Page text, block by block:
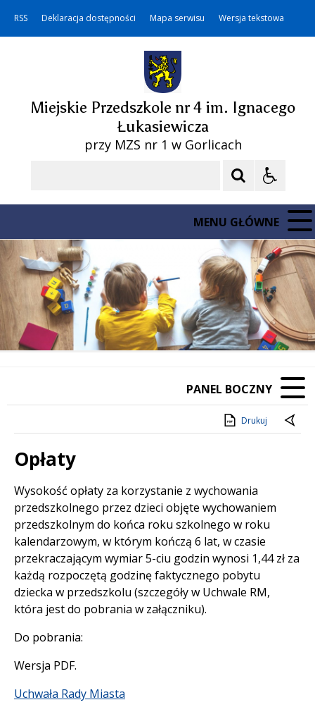
RSS Deklaracja dostępności Mapa serwisu Wersja tekstowa
Miejskie Przedszkole nr 4 im. Ignacego
Łukasiewicza
przy MZS nr 1 w Gorlicach
MENU GŁÓWNE
PANEL BOCZNY
Drukuj
Opłaty
Treść
Wysokość opłaty za korzystanie z wychowania
przedszkolnego przez dzieci objęte wychowaniem
przedszkolnym do końca roku szkolnego w roku
kalendarzowym, w którym kończą 6 lat, w czasie
przekraczającym wymiar 5-ciu godzin wynosi 1,44 zł za
każdą rozpoczętą godzinę faktycznego pobytu
dziecka w przedszkolu (szczegóły w Uchwale RM,
która jest do pobrania w załączniku).
Do pobrania:
Wersja PDF.
Uchwała Rady Miasta